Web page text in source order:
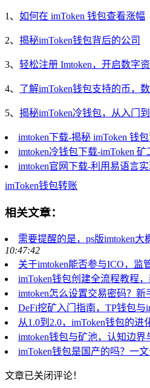
1、 如何在 imToken 钱包查看涨幅
2、 揭秘imToken钱包背后的公司
3、 轻松注册 Imtoken，开启数字
4、 了解imToken钱包支持的币，
5、 揭秘imToken冷钱包，从入门
imtoken下载-揭秘 imToken 钱
imtoken冷钱包下载-imToken
imtoken官网下载-利用易语言
imToken钱包转账
相关文章：
需要提醒的是，ps版imtoken
10:47:42
关于imtoken能否参与ICO，监
imToken钱包创建全流程教程
imtoken怎么设置交易密码？
DeFi挖矿入门指南，TP钱包与
从1.0到2.0，imToken钱包的进
imtoken钱包与矿池，认知边界
imToken钱包是国产的吗？一
文章已关闭评论！